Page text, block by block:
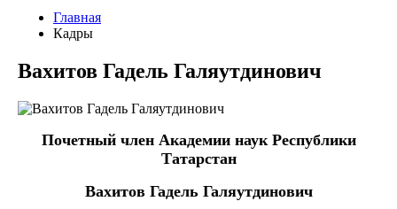
Главная
Кадры
Вахитов Гадель Галяутдинович
Почетный член Академии наук Республики
Татарстан
Вахитов Гадель Галяутдинович